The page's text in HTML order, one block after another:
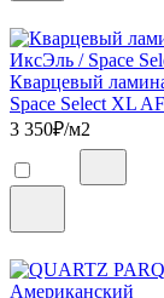
Кварцевый
Space Select XL
3 350₽/м2